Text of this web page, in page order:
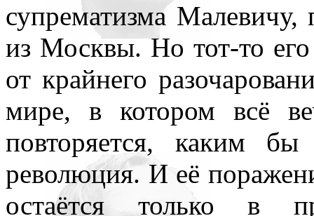
супрематизма
из Москвы. Но тот-то
от крайнего
мире, в котором всё
повторяется, каким
революция. И её
остаётся только в